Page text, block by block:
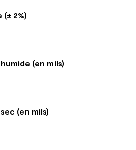
2%)
(en mils)
(en mils)